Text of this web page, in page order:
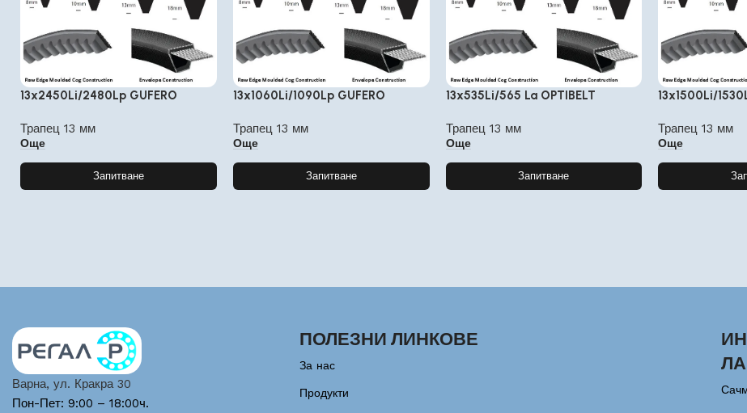
13x2450Li/2480Lp GUFERO
Трапец 13 мм
Още
Запитване
13x1060Li/1090Lp GUFERO
Трапец 13 мм
Още
Запитване
13x535Li/565 La OPTIBELT
Трапец 13 мм
Още
Запитване
13x1500Li/
Трапец 13 мм
Още
Варна, ул. Кракра 30
Пон-Пет: 9:00 – 18:00ч.
ПОЛЕЗНИ ЛИНКОВЕ
За нас
Продукти